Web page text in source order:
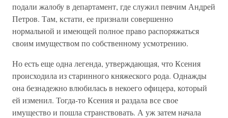
подали жалобу в департамент, где служил певчим Андрей
Петров. Там, кстати, ее признали совершенно
нормальной и имеющей полное право распоряжаться
своим имуществом по собственному усмотрению.
Но есть еще одна легенда, утверждающая, что Ксения
происходила из старинного княжеского рода. Однажды
она безнадежно влюбилась в некоего офицера, который
ей изменил. Тогда-то Ксения и раздала все свое
имущество и пошла странствовать. А уж затем начала